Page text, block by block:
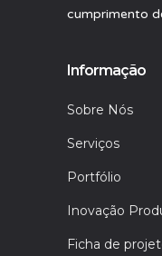
cumprimento
Informação
Sobre Nós
Serviços
Portfólio
Inovação
Ficha de